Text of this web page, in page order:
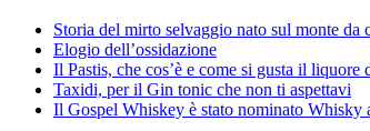
Storia del mirto selvaggio nato sul monte da
Elogio dell’ossidazione
Il Pastis, che cos’è e come si gusta il liquore
Taxidi, per il Gin tonic che non ti aspettavi
Il Gospel Whiskey è stato nominato